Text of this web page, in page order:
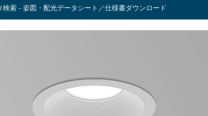
検索 - 姿図・配光データシート／仕様書ダウンロード